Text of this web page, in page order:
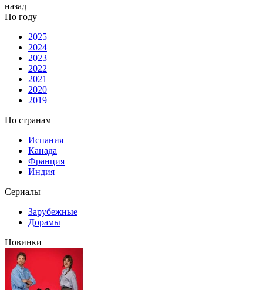
назад
По году
2025
2024
2023
2022
2021
2020
2019
По странам
Испания
Канада
Франция
Индия
Сериалы
Зарубежные
Дорамы
Новинки